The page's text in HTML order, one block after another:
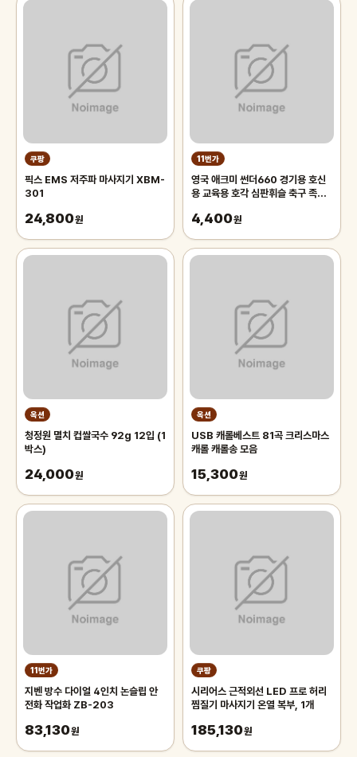
쿠팡
픽스 EMS 저주파 마사지기 XBM-
301
24,800원
11번가
영국 애크미 썬더660 경기용 호신
용 교육용 호각 심판휘슬 축구 족구
4,400원
옥션
청정원 멸치 컵쌀국수 92g 12입 (1
박스)
24,000원
옥션
USB 캐롤베스트 81곡 크리스마스
캐롤 캐롤송 모음
15,300원
11번가
지벤 방수 다이얼 4인치 논슬립 안
전화 작업화 ZB-203
83,130원
쿠팡
시리어스 근적외선 LED 프로 허리
찜질기 마사지기 온열 복부, 1개
185,130원